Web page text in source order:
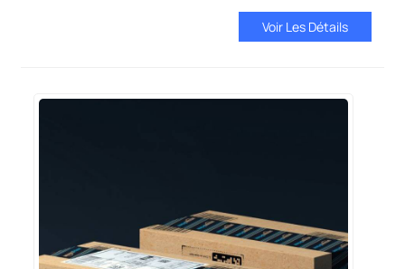
Voir Les Détails